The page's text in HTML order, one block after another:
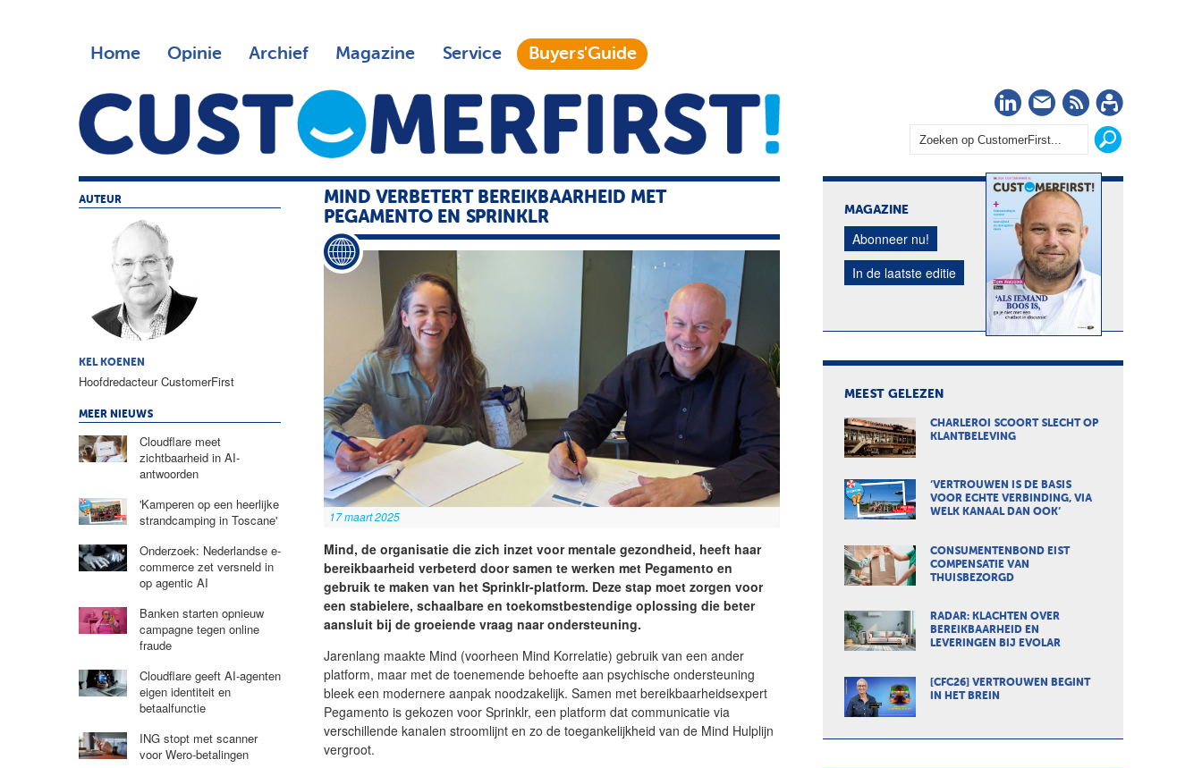
Home Opinie Archief Magazine Service Buyers'Guide
LinkedIn
Nieuwsbrief
RSS
MIND VERBETERT BEREIKBAARHEID MET
PEGAMENTO EN SPRINKLR
17 maart 2025
Mind, de organisatie die zich inzet voor mentale gezondheid, heeft haar
bereikbaarheid verbeterd door samen te werken met Pegamento en
gebruik te maken van het Sprinklr-platform. Deze stap moet zorgen voor
een stabielere, schaalbare en toekomstbestendige oplossing die beter
aansluit bij de groeiende vraag naar ondersteuning.
Jarenlang maakte Mind (voorheen Mind Korrelatie) gebruik van een ander
platform, maar met de toenemende behoefte aan psychische ondersteuning
bleek een modernere aanpak noodzakelijk. Samen met bereikbaarheidsexpert
Pegamento is gekozen voor Sprinklr, een platform dat communicatie via
verschillende kanalen stroomlijnt en zo de toegankelijkheid van de Mind Hulplijn
vergroot.
AUTEUR
KEL KOENEN
Hoofdredacteur CustomerFirst
MEER NIEUWS
Cloudflare meet
zichtbaarheid in AI-
antwoorden
'Kamperen op een heerlijke
strandcamping in Toscane'
Onderzoek: Nederlandse e-
commerce zet versneld in
op agentic AI
Banken starten opnieuw
campagne tegen online
fraude
Cloudflare geeft AI-agenten
eigen identiteit en
betaalfunctie
ING stopt met scanner
voor Wero-betalingen
MAGAZINE
Abonneer nu!
In de laatste editie
MEEST GELEZEN
CHARLEROI SCOORT SLECHT OP
KLANTBELEVING
‘VERTROUWEN IS DE BASIS
VOOR ECHTE VERBINDING, VIA
WELK KANAAL DAN OOK’
CONSUMENTENBOND EIST
COMPENSATIE VAN
THUISBEZORGD
RADAR: KLACHTEN OVER
BEREIKBAARHEID EN
LEVERINGEN BIJ EVOLAR
[CFC26] VERTROUWEN BEGINT
IN HET BREIN